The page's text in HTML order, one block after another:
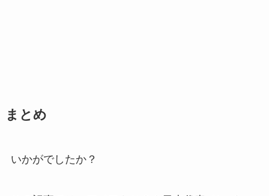
まとめ
いかがでしたか？